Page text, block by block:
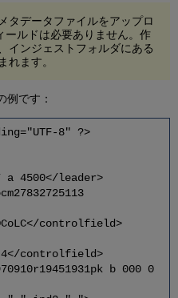
タデータファイルをアップロ
ールドは必要ありません。作
インジェストフォルダにある
れます。
例です：
8" ?>
a 4500</leader>
controlfield>
controlfield>
b 000 0